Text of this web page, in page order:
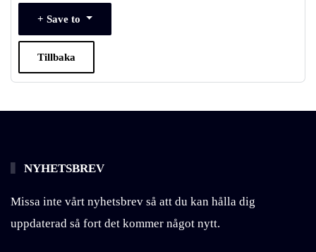
Save to
Tillbaka
NYHETSBREV
Missa inte vårt nyhetsbrev så att du kan hålla dig
uppdaterad så fort det kommer något nytt.